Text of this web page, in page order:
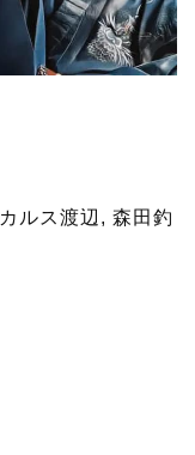
ルス渡辺, 森田釣